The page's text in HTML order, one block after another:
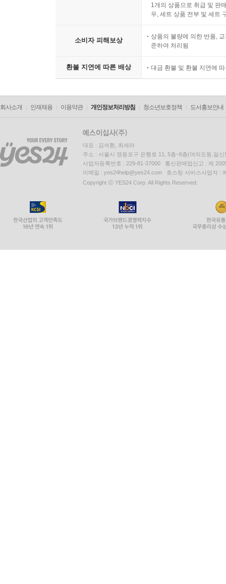
1개의 상품으로 취급 및 판
우, 세트 상품 전부 및 세트
소비자 피해보상
상품의 불량에 의한 반품,
준하여 처리됨
환불 지연에 따른 배상 대금 환불 및 환불 지연에
회사소개 인재채용 이용약관 개인정보처리방침 청소년보호정책 도서홍보안내
대표 : 김석환, 최세라
주소 : 서울시 영등포구 은행로 11, 5층~6층(여의도동,일신
사업자등록번호 : 229-81-37000 통신판매업신고 : 제
이메일 : yes24help@yes24.com 호스팅 서비스사업자 :
Copyright ⓒ YES24 Corp. All Rights Reserved.